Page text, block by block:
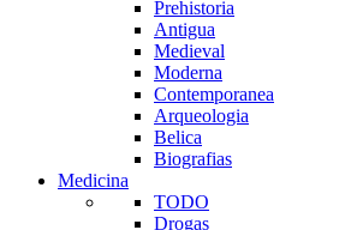
Prehistoria
Antigua
Medieval
Moderna
Contemporanea
Arqueologia
Belica
Biografias
Medicina
TODO
Drogas